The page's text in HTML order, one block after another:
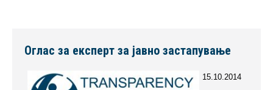
Оглас за експерт за јавно застапување
15.10.2014